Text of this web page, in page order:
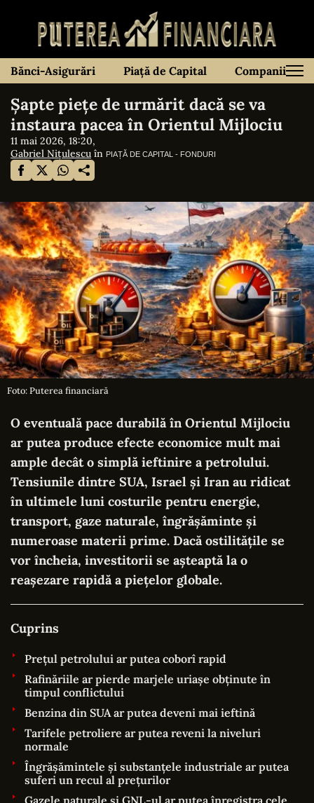
Bănci-Asigurări Piață de Capital Companii
Șapte piețe de urmărit dacă se va
instaura pacea în Orientul Mijlociu
11 mai 2026, 18:20,
Gabriel Nițulescu în PIAȚĂ DE CAPITAL - FONDURI
Foto: Puterea financiară
O eventuală pace durabilă în Orientul Mijlociu
ar putea produce efecte economice mult mai
ample decât o simplă ieftinire a petrolului.
Tensiunile dintre SUA, Israel și Iran au ridicat
în ultimele luni costurile pentru energie,
transport, gaze naturale, îngrășăminte și
numeroase materii prime. Dacă ostilitățile se
vor încheia, investitorii se așteaptă la o
reașezare rapidă a piețelor globale.
Cuprins
Prețul petrolului ar putea coborî rapid
Rafinăriile ar pierde marjele uriașe obținute în
timpul conflictului
Benzina din SUA ar putea deveni mai ieftină
Tarifele petroliere ar putea reveni la niveluri
normale
Îngrășămintele și substanțele industriale ar putea
suferi un recul al prețurilor
Gazele naturale și GNL-ul ar putea înregistra cele